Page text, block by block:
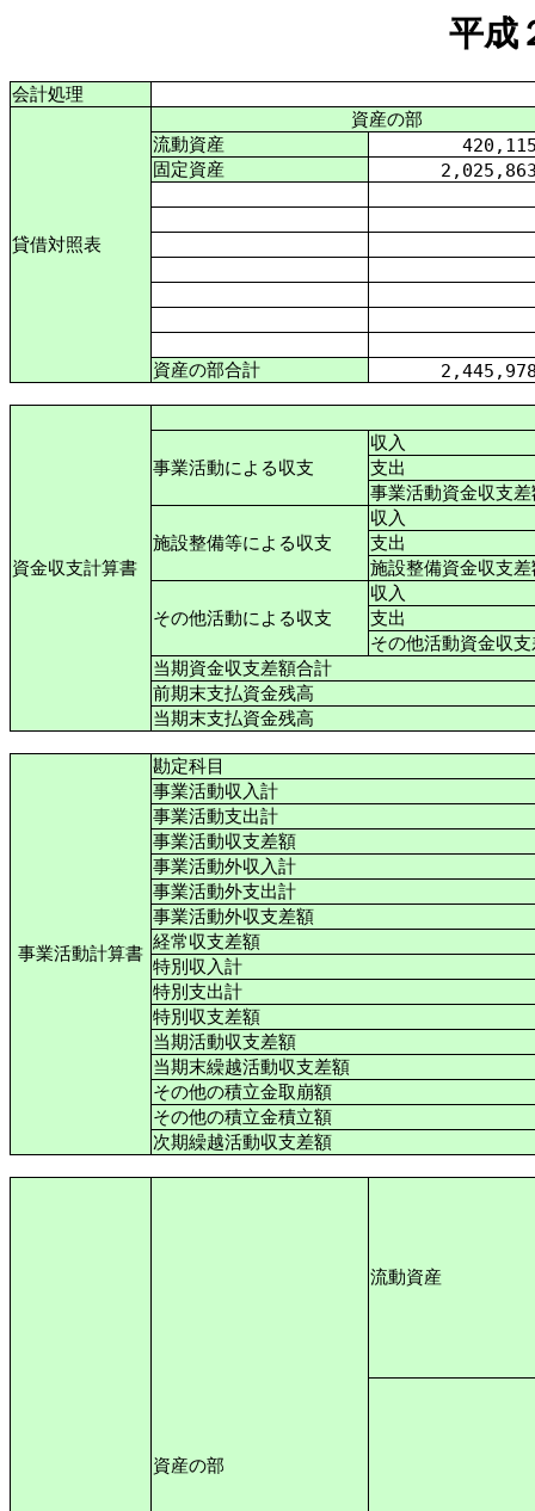
平成
会計処理
貸借対照表
資産の部
流動資産
固定資産
資産の部合計
資金収支計算書
事業活動による収支
収入
支出
事業活動資金収支差
施設整備等による収支
収入
支出
施設整備資金収支差
その他活動による収支
収入
支出
その他活動資金収
当期資金収支差額合計
前期末支払資金残高
当期末支払資金残高
事業活動計算書
勘定科目
事業活動収入計
事業活動支出計
事業活動収支差額
事業活動外収入計
事業活動外支出計
事業活動外収支差額
経常収支差額
特別収入計
特別支出計
特別収支差額
当期活動収支差額
当期末繰越活動収支差額
その他の積立金取崩額
その他の積立金積立額
次期繰越活動収支差額
資産の部
流動資産